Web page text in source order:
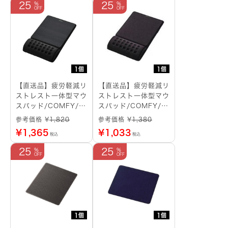
1個
25
【直送品】疲労軽減リ
ストレスト一体型マウ
スパッド/COMFY/ハ
ード(ブラック)
参考価格 ¥1,820
¥1,365 税込
1個
25
【直送品】疲労軽減リ
ストレスト一体型マウ
スパッド/COMFY/ソ
フト(ブラック)
参考価格 ¥1,380
¥1,033 税込
1個
25
1個
25